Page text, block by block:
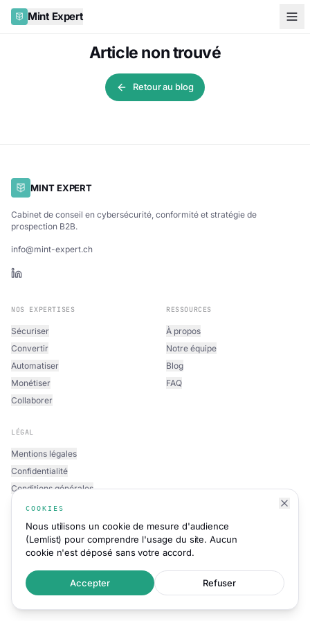
Mint Expert
Article non trouvé
Retour au blog
MINT EXPERT
Cabinet de conseil en cybersécurité, conformité et stratégie de
prospection B2B.
info@mint-expert.ch
NOS EXPERTISES
Sécuriser
Convertir
Automatiser
Monétiser
Collaborer
RESSOURCES
À propos
Notre équipe
Blog
FAQ
LÉGAL
Mentions légales
Confidentialité
Conditions générales
©2026Mint Expert Sàrl · Genève, Suisse ·
CHE-227.659.003 · Tous droits réservés
COOKIES
Nous utilisons un cookie de mesure d'audience
(Lemlist) pour comprendre l'usage du site. Aucun
cookie n'est déposé sans votre accord.
Accepter Refuser